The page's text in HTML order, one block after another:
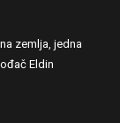
zemlja, jedna
Eldin